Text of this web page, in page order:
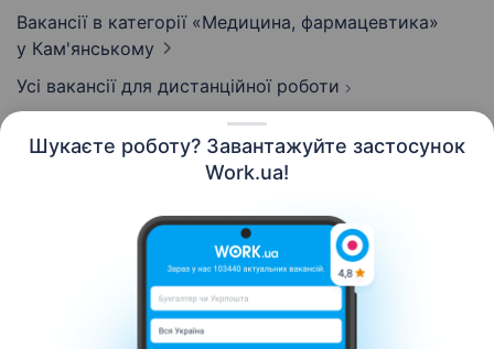
Шукаєте роботу? Завантажуйте застосунок
Work.ua!
Вакансії в категорії «Медицина, фармацевтика»
у Кам'янському
Усі вакансії для дистанційної роботи